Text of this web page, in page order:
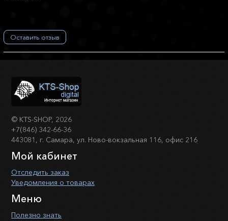
Оставить отзыв
© KTS-SHOP, 2026
+7(846) 342-66-36
443081, г. Самара, ул. Ново-вокзальная 116, офис 216
Мой кабинет
Отследить заказ
Уведомления о товарах
Меню
Полезно знать